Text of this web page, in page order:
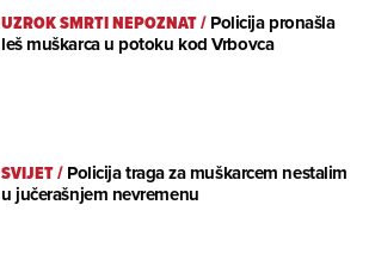
UZROK SMRTI NEPOZNAT/Policija pronašla
leš muškarca u potoku kod Vrbovca
SVIJET/Policija traga za muškarcem nestalim
u jučerašnjem nevremenu